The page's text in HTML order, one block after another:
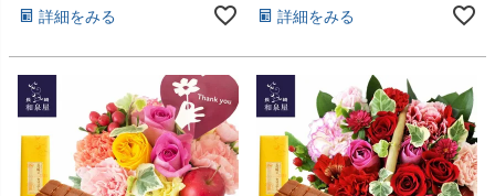
詳細をみる
詳細をみる